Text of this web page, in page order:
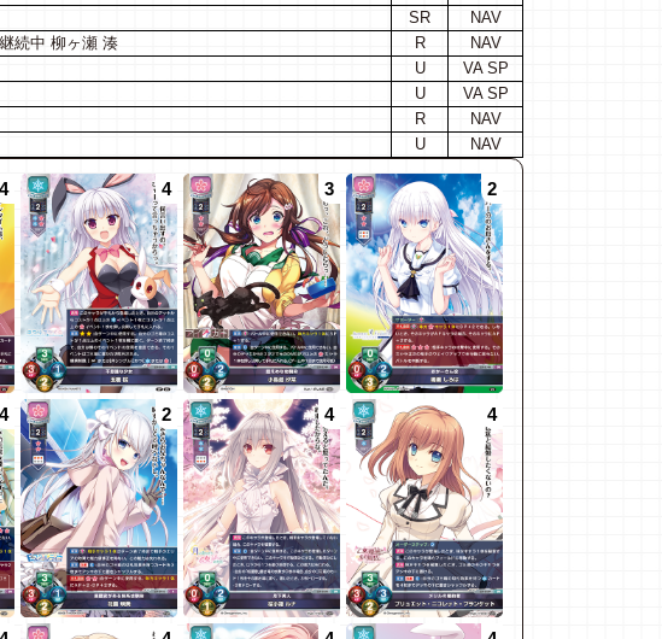
SR
NAV
続中 柳ヶ瀬 湊
R
NAV
U
VA SP
U
VA SP
R
NAV
U
NAV
4 4 3 2
4 2 4 4